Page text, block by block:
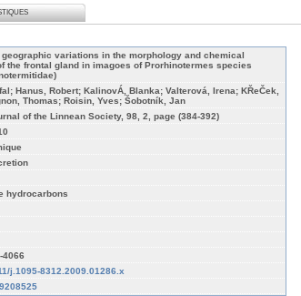
geographic variations in the morphology and chemical
the frontal gland in imagoes of Prorhinotermes species
Hanus, Robert; KalinovÁ, Blanka; Valterová, Irena; KŘeČek,
Thomas; Roisin, Yves; Šobotník, Jan
of the Linnean Society, 98, 2, page (384-392)
hydrocarbons
4066
j.1095-8312.2009.01286.x